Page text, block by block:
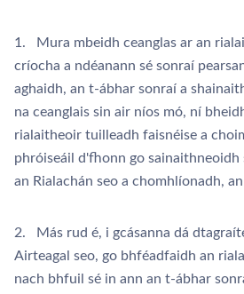
1. Mura mbeidh ceanglas ar an
críocha a ndéanann sé sonraí
aghaidh, an t-ábhar sonraí a
na ceanglais sin air níos mó, ní
rialaitheoir tuilleadh faisnéise a
phróiseáil d'fhonn go sainaithneoidh
an Rialachán seo a chomhlíonadh,
2. Más rud é, i gcásanna dá
Airteagal seo, go bhféadfaidh an
nach bhfuil sé in ann an t-ábhar